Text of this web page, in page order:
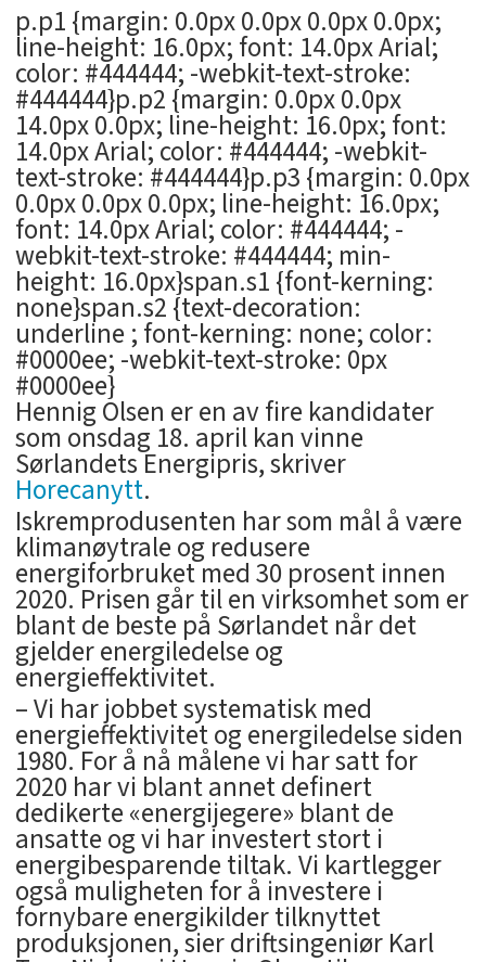
p.p1 {margin: 0.0px 0.0px 0.0px 0.0px;
line-height: 16.0px; font: 14.0px Arial;
color: #444444; -webkit-text-stroke:
#444444}p.p2 {margin: 0.0px 0.0px
14.0px 0.0px; line-height: 16.0px; font:
14.0px Arial; color: #444444; -webkit-
text-stroke: #444444}p.p3 {margin: 0.0px
0.0px 0.0px 0.0px; line-height: 16.0px;
font: 14.0px Arial; color: #444444; -
webkit-text-stroke: #444444; min-
height: 16.0px}span.s1 {font-kerning:
none}span.s2 {text-decoration:
underline ; font-kerning: none; color:
#0000ee; -webkit-text-stroke: 0px
#0000ee}
Hennig Olsen er en av fire kandidater
som onsdag 18. april kan vinne
Sørlandets Energipris, skriver
Horecanytt.
Iskremprodusenten har som mål å være
klimanøytrale og redusere
energiforbruket med 30 prosent innen
2020. Prisen går til en virksomhet som er
blant de beste på Sørlandet når det
gjelder energiledelse og
energieffektivitet.
– Vi har jobbet systematisk med
energieffektivitet og energiledelse siden
1980. For å nå målene vi har satt for
2020 har vi blant annet definert
dedikerte «energijegere» blant de
ansatte og vi har investert stort i
energibesparende tiltak. Vi kartlegger
også muligheten for å investere i
fornybare energikilder tilknyttet
produksjonen, sier driftsingeniør Karl